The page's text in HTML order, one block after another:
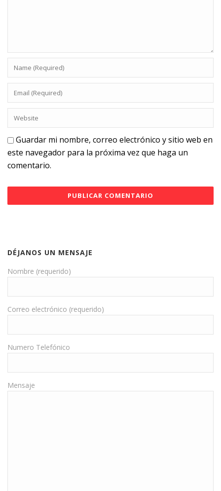
Guardar mi nombre, correo electrónico y sitio web en
este navegador para la próxima vez que haga un
comentario.
DÉJANOS UN MENSAJE
Nombre (requerido)
Correo electrónico (requerido)
Numero Telefónico
Mensaje